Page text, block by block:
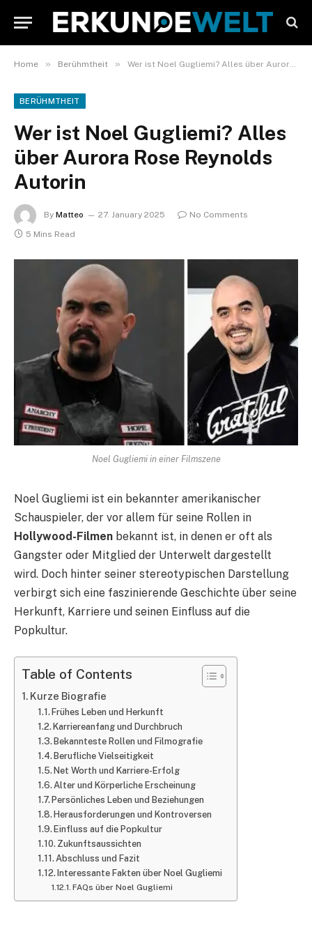
Home » Berühmtheit » Wer ist Noel Gugliemi? Alles über Aurora Rose Reynolds Autorin
BERÜHMTHEIT
Wer ist Noel Gugliemi? Alles
über Aurora Rose Reynolds
Autorin
By Matteo 27. January 2025
No Comments
5 Mins Read
Noel Gugliemi in einer Filmszene
Noel Gugliemi ist ein bekannter amerikanischer
Schauspieler, der vor allem für seine Rollen in
Hollywood-Filmen bekannt ist, in denen er oft als
Gangster oder Mitglied der Unterwelt dargestellt
wird. Doch hinter seiner stereotypischen Darstellung
verbirgt sich eine faszinierende Geschichte über seine
Herkunft, Karriere und seinen Einfluss auf die
Popkultur.
Table of Contents
Kurze Biografie
Frühes Leben und Herkunft
Karriereanfang und Durchbruch
Bekannteste Rollen und Filmografie
Berufliche Vielseitigkeit
Net Worth und Karriere-Erfolg
Alter und Körperliche Erscheinung
Persönliches Leben und Beziehungen
Herausforderungen und Kontroversen
Einfluss auf die Popkultur
Zukunftsaussichten
Abschluss und Fazit
Interessante Fakten über Noel Gugliemi
FAQs über Noel Gugliemi